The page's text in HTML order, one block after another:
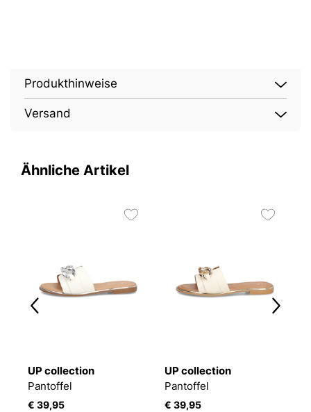
Produkthinweise
Versand
Ähnliche Artikel
UP collection
Pantoffel
€ 39,95
UP collection
Pantoffel
€ 39,95